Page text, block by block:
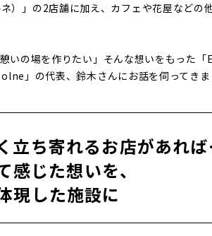
」の2店舗に加え、カフェや花屋などの
の場を作りたい」そんな想いをもった「
」の代表、鈴木さんにお話を伺ってきま
立ち寄れるお店があれ
感じた想いを、
現した施設に